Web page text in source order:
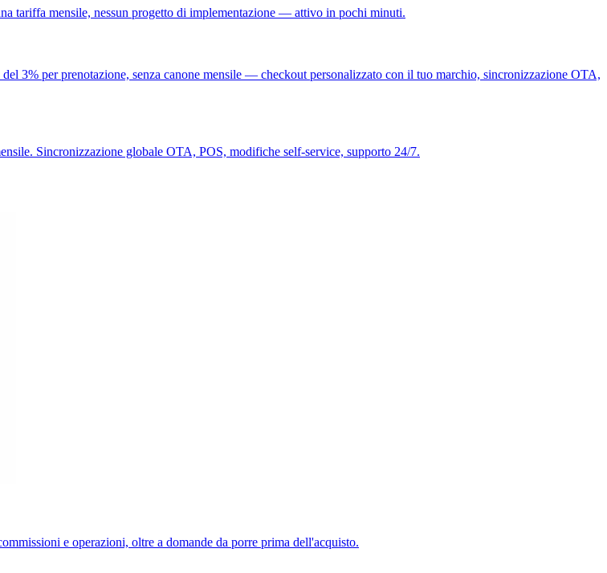
tariffa mensile, nessun progetto di implementazione — attivo in pochi minuti.
3% per prenotazione, senza canone mensile — checkout personalizzato con il tuo marchio, sincronizzazione OTA,
Sincronizzazione globale OTA, POS, modifiche self-service, supporto 24/7.
e operazioni, oltre a domande da porre prima dell'acquisto.